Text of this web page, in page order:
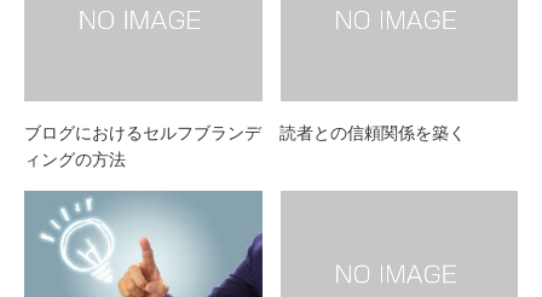
ブログにおけるセルフブランデ
ィングの方法
読者との信頼関係を築く